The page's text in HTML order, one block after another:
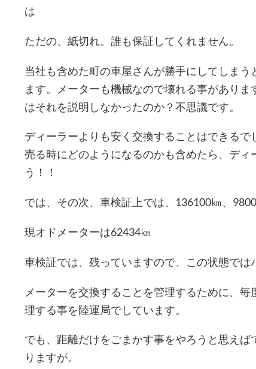
は
ただの、紙切れ。誰も保証してくれません。
当社も含めた町の車屋さんが勝手にしてしまう
ます。メーターも機械なので壊れる事があり
はそれを説明しなかったのか？不思議です。
ディーラーよりも安く交換することはできるで
売る時にどのようになるのかも含めたら、ディ
う！！
では、その次、車検証上では、136100㎞、
現オドメーターは62434㎞
車検証では、残っていますので、この状態では
メーターを交換することを管理するために、
理する事を陸運局でしています。
でも、距離だけをごまかす事をやろうと思えば
りますが。